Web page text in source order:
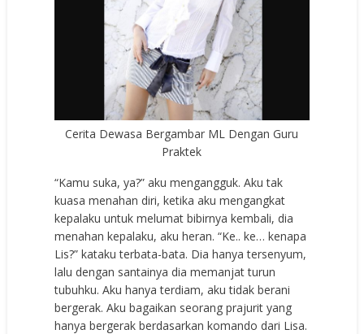
Cerita Dewasa Bergambar ML Dengan Guru
Praktek
“Kamu suka, ya?” aku mengangguk. Aku tak
kuasa menahan diri, ketika aku mengangkat
kepalaku untuk melumat bibirnya kembali, dia
menahan kepalaku, aku heran. “Ke.. ke… kenapa
Lis?” kataku terbata-bata. Dia hanya tersenyum,
lalu dengan santainya dia memanjat turun
tubuhku. Aku hanya terdiam, aku tidak berani
bergerak. Aku bagaikan seorang prajurit yang
hanya bergerak berdasarkan komando dari Lisa.